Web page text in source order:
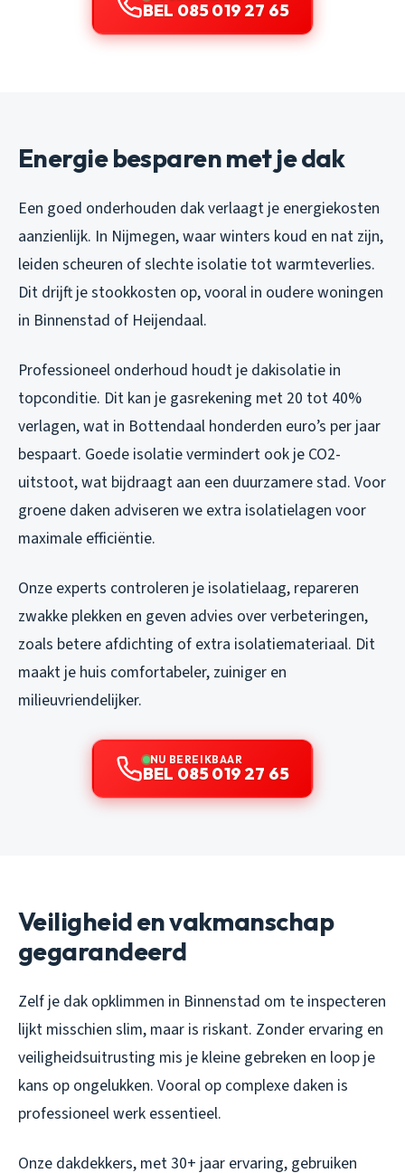
BEL 085 019 27 65
Energie besparen met je dak
Een goed onderhouden dak verlaagt je energiekosten
aanzienlijk. In Nijmegen, waar winters koud en nat zijn,
leiden scheuren of slechte isolatie tot warmteverlies.
Dit drijft je stookkosten op, vooral in oudere woningen
in Binnenstad of Heijendaal.
Professioneel onderhoud houdt je dakisolatie in
topconditie. Dit kan je gasrekening met 20 tot 40%
verlagen, wat in Bottendaal honderden euro’s per jaar
bespaart. Goede isolatie vermindert ook je CO2-
uitstoot, wat bijdraagt aan een duurzamere stad. Voor
groene daken adviseren we extra isolatielagen voor
maximale efficiëntie.
Onze experts controleren je isolatielaag, repareren
zwakke plekken en geven advies over verbeteringen,
zoals betere afdichting of extra isolatiemateriaal. Dit
maakt je huis comfortabeler, zuiniger en
milieuvriendelijker.
NU BEREIKBAAR
BEL 085 019 27 65
Veiligheid en vakmanschap
gegarandeerd
Zelf je dak opklimmen in Binnenstad om te inspecteren
lijkt misschien slim, maar is riskant. Zonder ervaring en
veiligheidsuitrusting mis je kleine gebreken en loop je
kans op ongelukken. Vooral op complexe daken is
professioneel werk essentieel.
Onze dakdekkers, met 30+ jaar ervaring, gebruiken